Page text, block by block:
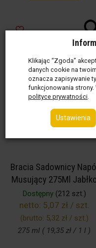
Bracia Sadownicy
Musujący 275Ml
Dostępny(212 szt.)
netto: 5,07 zł / szt.
(brutto: 5,32 zł / szt.)
275 ml ( 19,35 zł / 1 l )
Klikając “Zgoda”
danych cookie na
oznacza zapisywanie
funkcjonowania
polityce prywatności
Ustawienia